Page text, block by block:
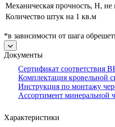
Механическая прочность, Н, не
Количество штук на 1 кв.м
*в зависимости от шага
Документы
Сертификат соответствия
Комплектация кровельной
Инструкция по монтажу
Ассортимент минеральной
Характеристики